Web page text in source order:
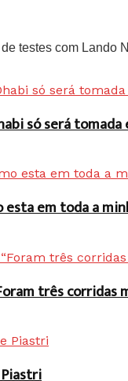
testes com Lando
só será
em toda a
três corridas